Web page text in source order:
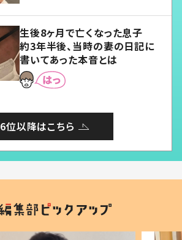
生後8ヶ月で亡くなった息子
約3年半後、当時の妻の日記に
書いてあった本音とは
6位以降はこちら